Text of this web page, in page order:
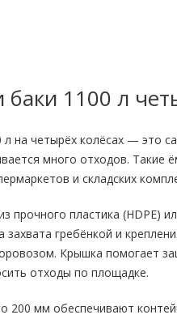
1100 л
на четырёх колёсах — это
много отходов.
и складских
прочного пластика (HDPE)
захвата гребёнкой и
Крышка помогает
отходы по площадке.
мм обеспечивают